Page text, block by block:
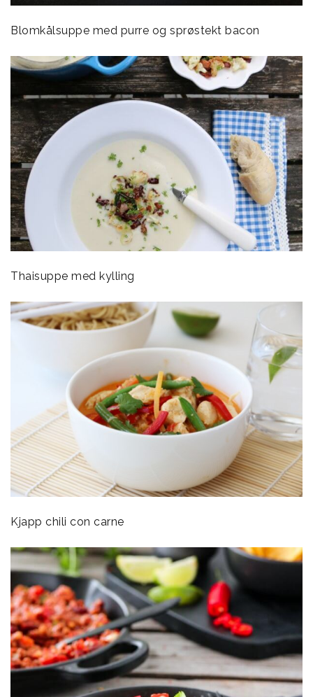
Blomkålsuppe med purre og sprøstekt bacon
Thaisuppe med kylling
Kjapp chili con carne